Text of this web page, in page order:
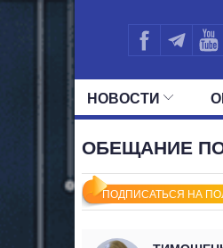
НОВОСТИ
ОБЕЩАНИЕ
ПОДПИСАТЬСЯ НА